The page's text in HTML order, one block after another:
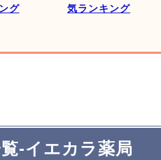
グ
気ランキング
-イエカラ薬局